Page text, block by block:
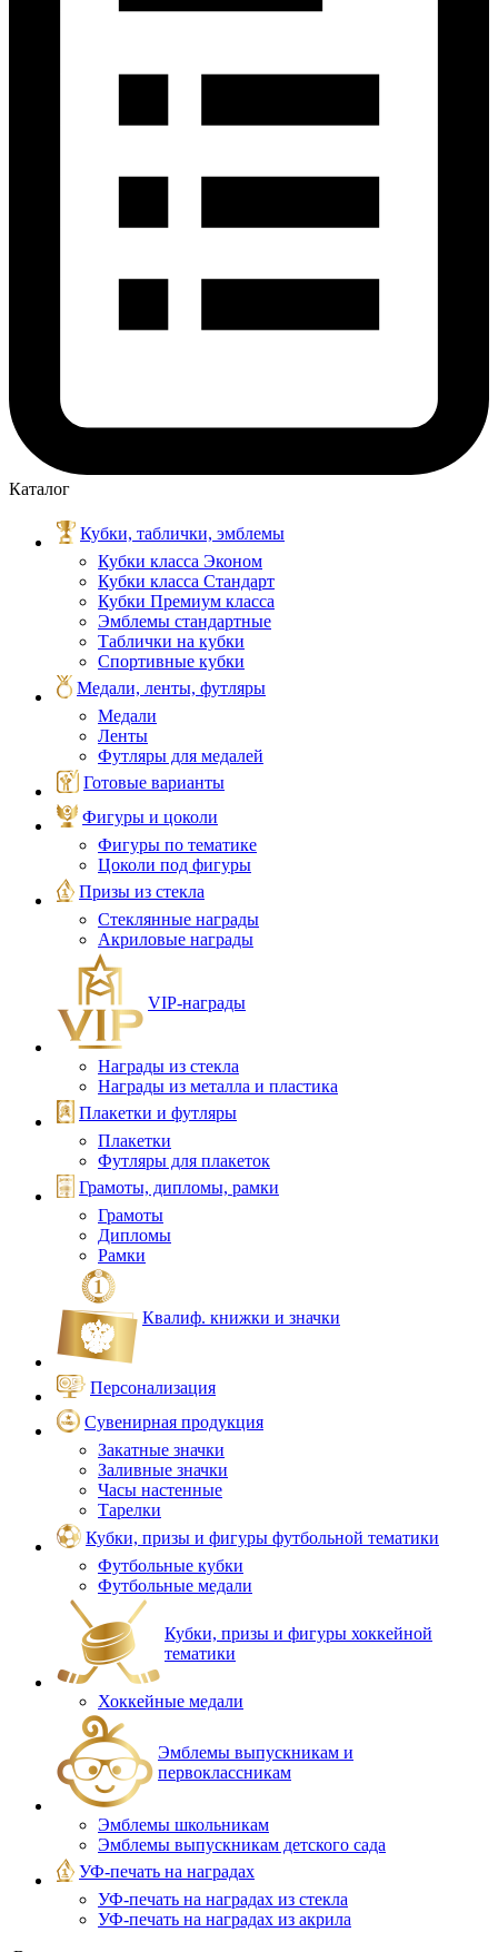
Каталог
Кубки, таблички, эмблемы
Кубки класса Эконом
Кубки класса Стандарт
Кубки Премиум класса
Эмблемы стандартные
Таблички на кубки
Спортивные кубки
Медали, ленты, футляры
Медали
Ленты
Футляры для медалей
Готовые варианты
Фигуры и цоколи
Фигуры по тематике
Цоколи под фигуры
Призы из стекла
Стеклянные награды
Акриловые награды
VIP‑награды
Награды из стекла
Награды из металла и пластика
Плакетки и футляры
Плакетки
Футляры для плакеток
Грамоты, дипломы, рамки
Грамоты
Дипломы
Рамки
Квалиф. книжки и значки
Персонализация
Сувенирная продукция
Закатные значки
Заливные значки
Часы настенные
Тарелки
Кубки, призы и фигуры футбольной тематики
Футбольные кубки
Футбольные медали
Кубки, призы и фигуры хоккейной
тематики
Хоккейные медали
Эмблемы выпускникам и
первоклассникам
Эмблемы школьникам
Эмблемы выпускникам детского сада
УФ-печать на наградах
УФ‑печать на наградах из стекла
УФ-печать на наградах из акрила